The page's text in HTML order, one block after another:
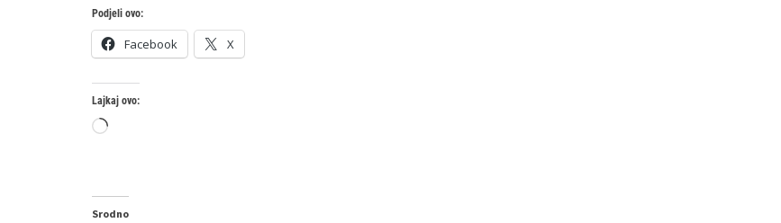
Podjeli ovo:
Facebook X
Lajkaj ovo:
Loading…
Srodno